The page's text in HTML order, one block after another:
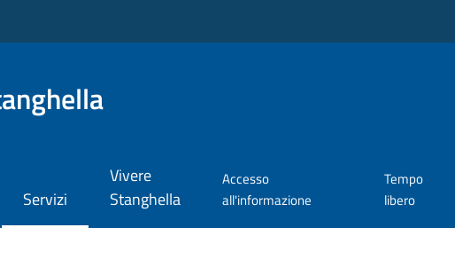
Servizi
Vivere
Stanghella
Accesso
all'informazione
Tempo
libero